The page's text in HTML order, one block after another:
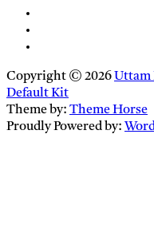
Copyright © 2026 Uttam
Default Kit
Theme by: Theme Horse
Proudly Powered by: